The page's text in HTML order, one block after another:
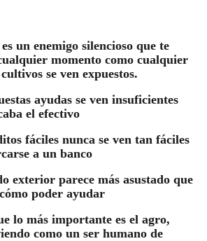
enemigo silencioso que te
momento como cualquier
se ven expuestos.
ayudas se ven insuficientes
el efectivo
nunca se ven tan fáciles
a un banco
parece más asustado que
poder ayudar
importante es el agro,
como un ser humano de